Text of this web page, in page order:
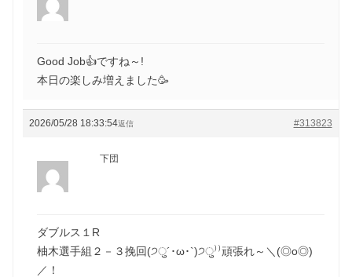
Good Job👍ですね～!
本日の楽しみ増えました🥳
2026/05/28 18:33:54 #313823
返信
下団
ダブルス１R
柚木選手組２－３挽回(੭ु´･ω･`)੭ु⁾⁾頑張れ～＼(◎o◎)
／！